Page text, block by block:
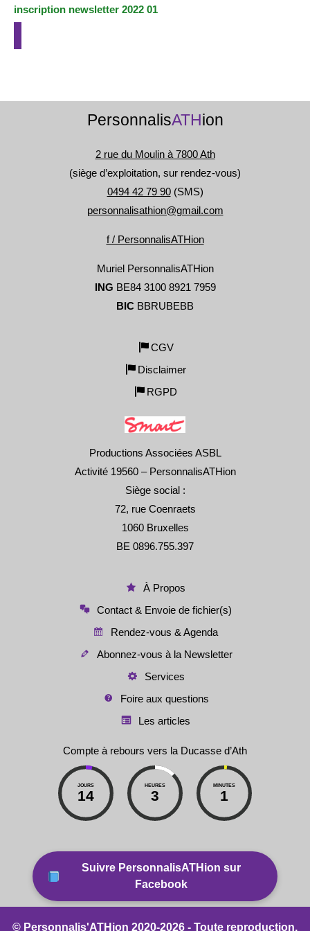
k
inscription newsletter 2022 01
PersonnalisATHion
2 rue du Moulin à 7800 Ath
(siège d’exploitation, sur rendez-vous)
0494 42 79 90(SMS)
personnalisathion@gmail.com
f / PersonnalisATHion
Muriel PersonnalisATHion
ING BE84 3100 8921 7959
BIC BBRUBEBB
CGV
Disclaimer
RGPD
Productions Associées ASBL
Activité 19560 – PersonnalisATHion
Siège social :
72, rue Coenraets
1060 Bruxelles
BE 0896.755.397
À Propos
Contact & Envoie de fichier(s)
Rendez-vous & Agenda
Abonnez-vous à la Newsletter
Services
Foire aux questions
Les articles
Compte à rebours vers la Ducasse d’Ath
JOURS
14
HEURES
3
MINUTES
1
Suivre PersonnalisATHion sur
Facebook
© Personnalis'ATHion 2020-2026 - Toute reproduction,